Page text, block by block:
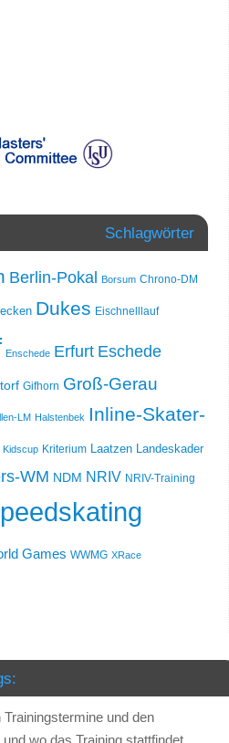
Schlagwörter
Berlin-Pokal Borsum Chrono-DM
Dukes Eischnelllauf
Enschede Erfurt Eschede
Gifhorn Groß-Gerau
LM Halstenbek Inline-Skater-
Kidscup Kriterium Laatzen Landeskader
WM NDM NRIV NRIV-Training
Games WWMG XRace
und den